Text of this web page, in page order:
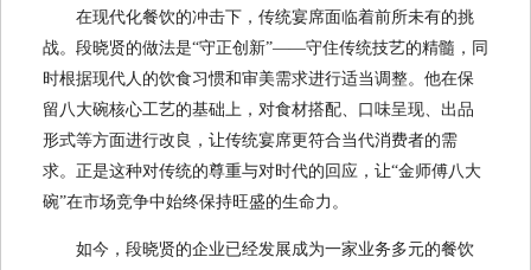
在现代化餐饮的冲击下，传统宴席面临着前所未有的挑
战。段晓贤的做法是“守正创新”——守住传统技艺的精髓，同
时根据现代人的饮食习惯和审美需求进行适当调整。他在保
留八大碗核心工艺的基础上，对食材搭配、口味呈现、出品
形式等方面进行改良，让传统宴席更符合当代消费者的需
求。正是这种对传统的尊重与对时代的回应，让“金师傅八大
碗”在市场竞争中始终保持旺盛的生命力。
如今，段晓贤的企业已经发展成为一家业务多元的餐饮